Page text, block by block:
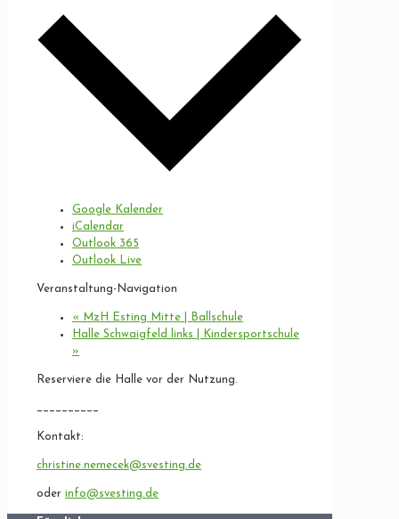
Google Kalender
iCalendar
Outlook 365
Outlook Live
Veranstaltung-Navigation
« MzH Esting Mitte | Ballschule
Halle Schwaigfeld links | Kindersportschule
»
Reserviere die Halle vor der Nutzung.
__________
Kontakt:
christine.nemecek@svesting.de
oder info@svesting.de